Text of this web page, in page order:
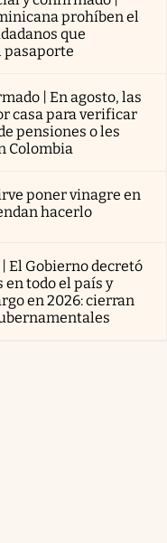
prohíben el
que
pasaporte
| En agosto, las
casa para verificar
pensiones o les
Colombia
poner vinagre en
hacerlo
El Gobierno decretó
todo el país y
en 2026: cierran